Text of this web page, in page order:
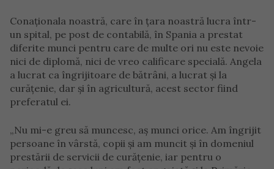
Conaționala noastră, care în țara noastră lucra într-
un spital, pe post de contabilă, în Spania a prestat
diferite munci pentru care de multe ori nu este nevoie
nici de diplomă, nici de vreo calificare specială. Angela
a lucrat ca îngrijitoare de bătrâni, a lucrat și la
curățenie, dar și în agricultură, acest sector fiind
preferatul ei.
„Nu mi-e greu să muncesc, aș munci orice. Am îngrijit
persoane în vârstă, copii și am muncit și în domeniul
prestării de servicii de curățenie, iar pentru o